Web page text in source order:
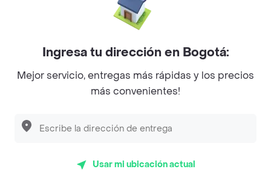
Facebook
Twitter
Instagram
Rappi S.A.S. --- NIT 900.843.898-9 --- Calle 63 # 16A-02
Ingresa tu dirección en Bogotá:
Mejor servicio, entregas más rápidas y los precios
más convenientes!
Usar mi ubicación actual